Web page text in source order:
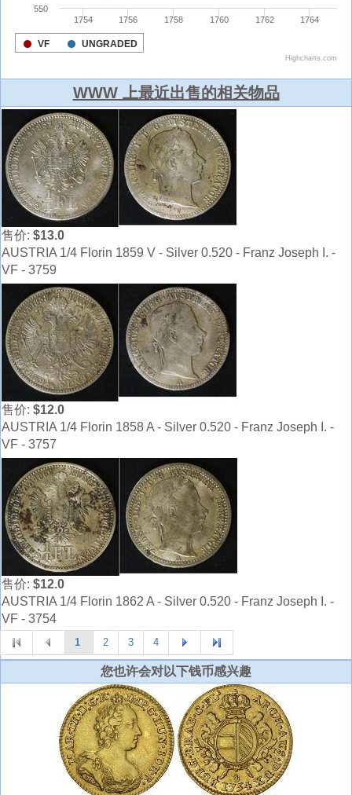
WWW 上最近出售的相关物品
售价: $13.0
AUSTRIA 1/4 Florin 1859 V - Silver 0.520 - Franz Joseph I. -
VF - 3759
售价: $12.0
AUSTRIA 1/4 Florin 1858 A - Silver 0.520 - Franz Joseph I. -
VF - 3757
售价: $12.0
AUSTRIA 1/4 Florin 1862 A - Silver 0.520 - Franz Joseph I. -
VF - 3754
1 2 3 4
您也许会对以下钱币感兴趣